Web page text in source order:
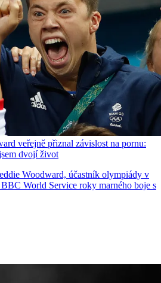
veřejně přiznal závislost na pornu:
dvojí život
Woodward, účastník olympiády v
World Service roky marného boje s